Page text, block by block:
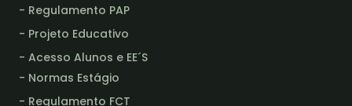
- Regulamento PAP
- Projeto Educativo
- Acesso Alunos e EE´S
- Normas Estágio
- Regulamento FCT